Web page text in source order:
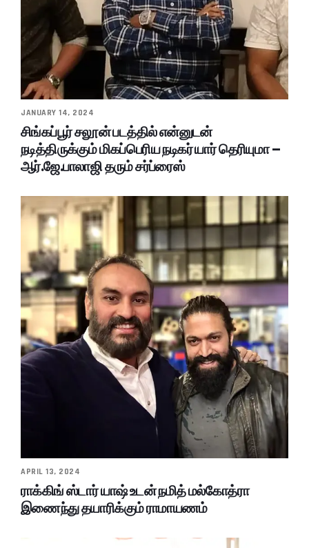
JANUARY 14, 2024
சிங்கப்பூர் சலூன் படத்தில் என்னுடன்
நடித்திருக்கும் மிகப்பெரிய நடிகர் யார் தெரியுமா –
ஆர்.ஜே.பாலாஜி தரும் சர்ப்ரைஸ்
APRIL 13, 2024
ராக்கிங் ஸ்டார் யாஷ் உடன் நமித் மல்கோத்ரா
இணைந்து தயாரிக்கும் ராமாயணம்